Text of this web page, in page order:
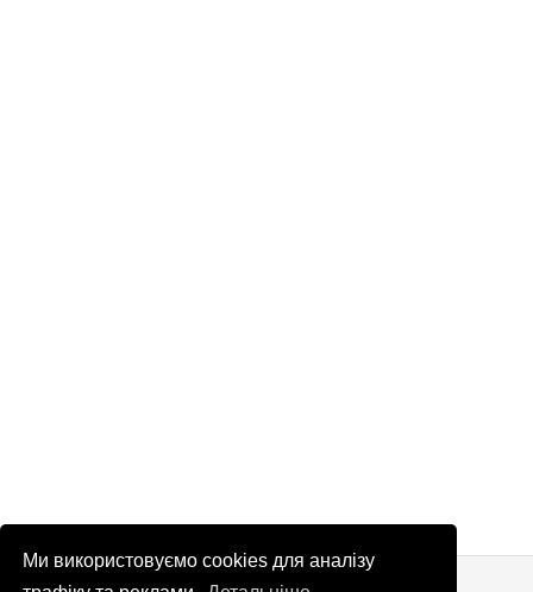
Ми використовуємо cookies для аналізу
© Патріоти України 2026 Правова інформація